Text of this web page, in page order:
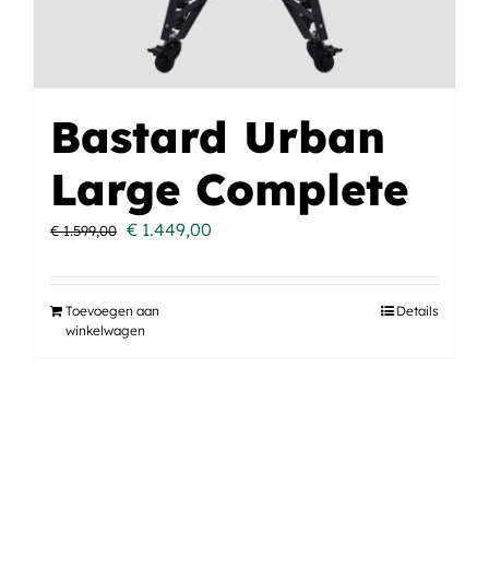
Bastard Urban
Large Complete
€1.599,00 Oorspronkelijke
was:
€ 1.599,00.
€ 1.449,00
is:
Toevoegen aan
winkelwagen
Details